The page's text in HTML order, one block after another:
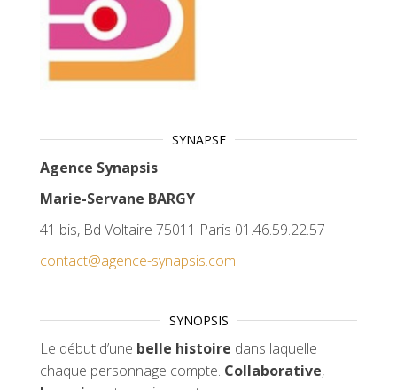
SYNAPSE
Agence Synapsis
Marie-Servane BARGY
41 bis, Bd Voltaire 75011 Paris 01.46.59.22.57
contact@agence-synapsis.com
SYNOPSIS
Le début d’une belle histoire dans laquelle
chaque personnage compte. Collaborative,